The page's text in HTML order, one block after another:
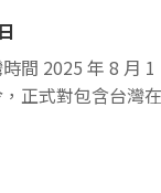
間 2025 年 8 月
正式對包含台灣